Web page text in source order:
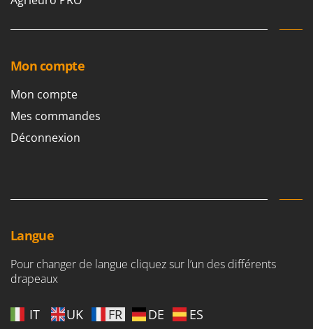
Mon compte
Mon compte
Mes commandes
Déconnexion
Langue
Pour changer de langue cliquez sur l’un des différents
drapeaux
IT UK FR DE ES